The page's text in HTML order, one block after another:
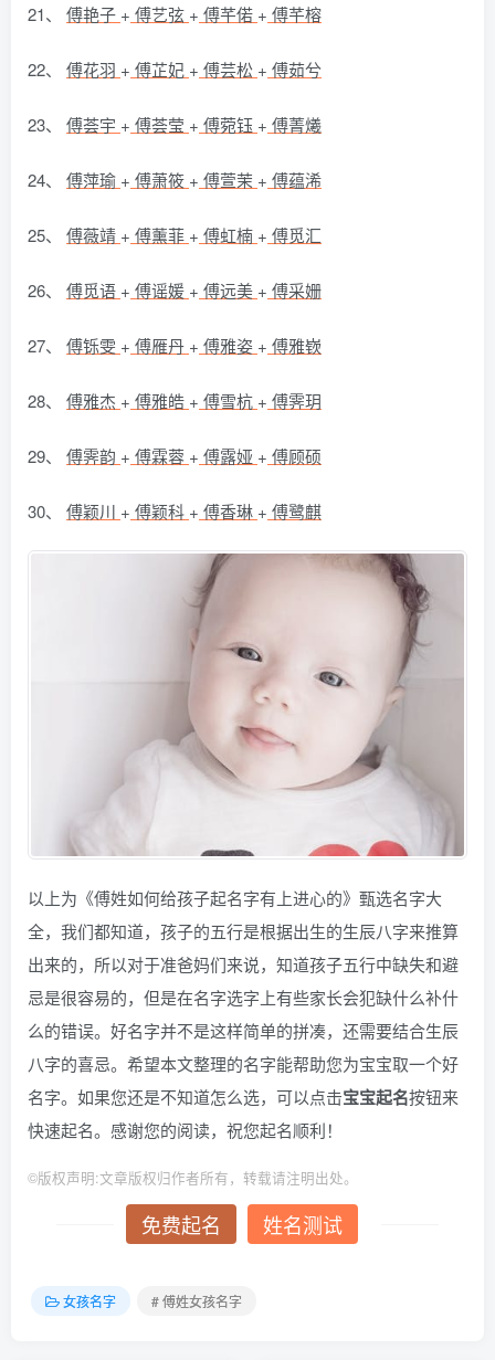
21、 傅艳子 + 傅艺弦 + 傅芊偌 + 傅芊榕
22、 傅花羽 + 傅芷妃 + 傅芸松 + 傅茹兮
23、 傅荟宇 + 傅荟莹 + 傅菀钰 + 傅菁爔
24、 傅萍瑜 + 傅萧筱 + 傅萱茉 + 傅蕴浠
25、 傅薇靖 + 傅薰菲 + 傅虹楠 + 傅觅汇
26、 傅觅语 + 傅谣媛 + 傅远美 + 傅采姗
27、 傅铄雯 + 傅雁丹 + 傅雅姿 + 傅雅嵚
28、 傅雅杰 + 傅雅皓 + 傅雪杭 + 傅霁玥
29、 傅霁韵 + 傅霖蓉 + 傅露娅 + 傅顾硕
30、 傅颖川 + 傅颖科 + 傅香琳 + 傅鹭麒
以上为《傅姓如何给孩子起名字有上进心的》甄选名字大
全，我们都知道，孩子的五行是根据出生的生辰八字来推算
出来的，所以对于准爸妈们来说，知道孩子五行中缺失和避
忌是很容易的，但是在名字选字上有些家长会犯缺什么补什
么的错误。好名字并不是这样简单的拼凑，还需要结合生辰
八字的喜忌。希望本文整理的名字能帮助您为宝宝取一个好
名字。如果您还是不知道怎么选，可以点击宝宝起名按钮来
快速起名。感谢您的阅读，祝您起名顺利！
©版权声明:文章版权归作者所有，转载请注明出处。
免费起名 姓名测试
女孩名字 # 傅姓女孩名字